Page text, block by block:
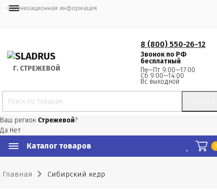
Организационная информация
Г. СТРЕЖЕВОЙ
8 (800) 550-26-12
Звонок по РФ
бесплатный
Пн—Пт 9:00—17:00
Сб 9:00—14:00
Вс выходной
Ваш регион Стрежевой?
Да Нет
Каталог товаров
Главная Сибирский кедр